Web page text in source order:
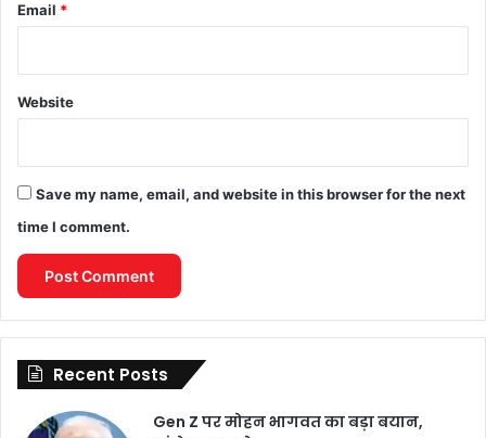
Email *
Website
Save my name, email, and website in this browser for the next
time I comment.
Recent Posts
Gen Z पर मोहन भागवत का बड़ा बयान,